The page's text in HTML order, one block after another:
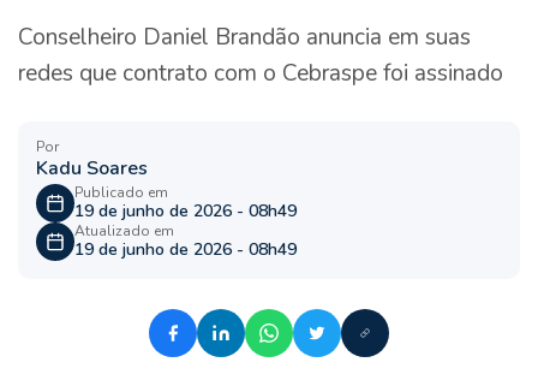
Conselheiro Daniel Brandão anuncia em suas
redes que contrato com o Cebraspe foi assinado
Por
Kadu Soares
Publicado em
19 de junho de 2026 - 08h49
Atualizado em
19 de junho de 2026 - 08h49